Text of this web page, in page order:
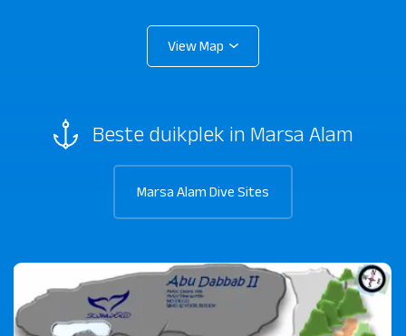
Beste duikplek in Marsa Alam
Marsa Alam Dive Sites